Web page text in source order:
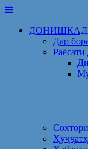
Skip
content
Дар